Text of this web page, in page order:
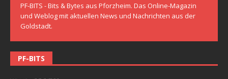
PF-BITS - Bits & Bytes aus Pforzheim. Das Online-Magazin
und Weblog mit aktuellen News und Nachrichten aus der
Goldstadt.
PF-BITS